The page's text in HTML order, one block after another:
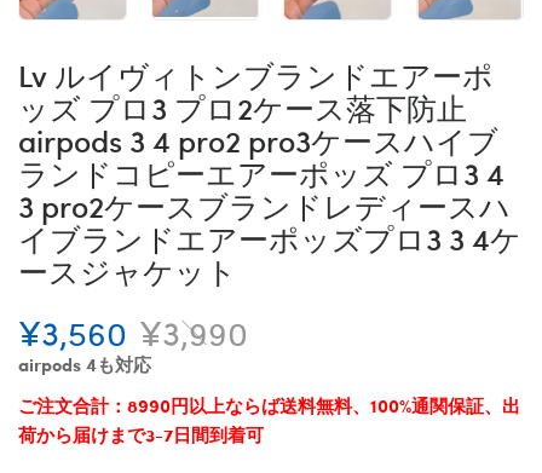
Lv ルイヴィトンブランドエアーポ
ッズ プロ3 プロ2ケース落下防止
airpods 3 4 pro2 pro3ケースハイブ
ランドコピーエアーポッズ プロ3 4
3 pro2ケースブランドレディースハ
イブランドエアーポッズプロ3 3 4ケ
ースジャケット
¥3,560 ¥3,990
airpods 4も対応
ご注文合計：8990円以上ならば送料無料、100%通関保証、出
荷から届けまで3-7日間到着可